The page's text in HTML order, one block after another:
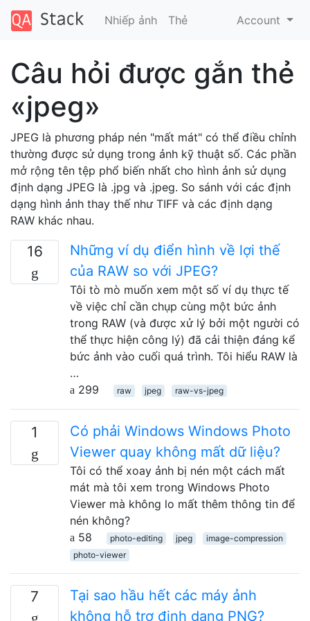
Nhiếp ảnh Thẻ Account
Câu hỏi được gắn thẻ
«jpeg»
JPEG là phương pháp nén "mất mát" có thể điều chỉnh
thường được sử dụng trong ảnh kỹ thuật số. Các phần
mở rộng tên tệp phổ biến nhất cho hình ảnh sử dụng
định dạng JPEG là .jpg và .jpeg. So sánh với các định
dạng hình ảnh thay thế như TIFF và các định dạng
RAW khác nhau.
16
Những ví dụ điển hình về lợi thế
của RAW so với JPEG?
Tôi tò mò muốn xem một số ví dụ thực tế
về việc chỉ cần chụp cùng một bức ảnh
trong RAW (và được xử lý bởi một người có
thể thực hiện công lý) đã cải thiện đáng kể
bức ảnh vào cuối quá trình. Tôi hiểu RAW là
…
299
raw jpeg raw-vs-jpeg
1
Có phải Windows Windows Photo
Viewer quay không mất dữ liệu?
Tôi có thể xoay ảnh bị nén một cách mất
mát mà tôi xem trong Windows Photo
Viewer mà không lo mất thêm thông tin để
nén không?
58
photo-editing jpeg
image-compression
photo-viewer
7
Tại sao hầu hết các máy ảnh
không hỗ trợ định dạng PNG?